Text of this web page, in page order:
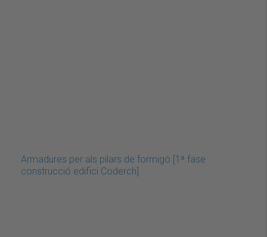
Armadures per als pilars de formigó [1ª fase
construcció edifici Coderch]